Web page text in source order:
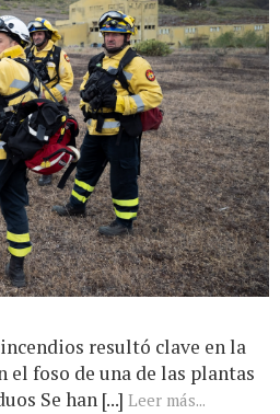
resultó clave en la
el foso de una de las plantas
Se han [...] Leer más...